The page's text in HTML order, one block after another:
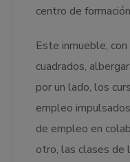
centro de
Este inmueble,
cuadrados,
por un lado, los
empleo
de empleo en
otro, las clases de